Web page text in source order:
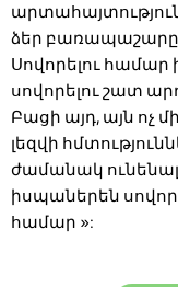
ձեր բառապաշարը
Սովորելու համար
սովորելու շատ
Բացի այդ, այն ոչ
լեզվի
ժամանակ
իսպաներեն
համար »: